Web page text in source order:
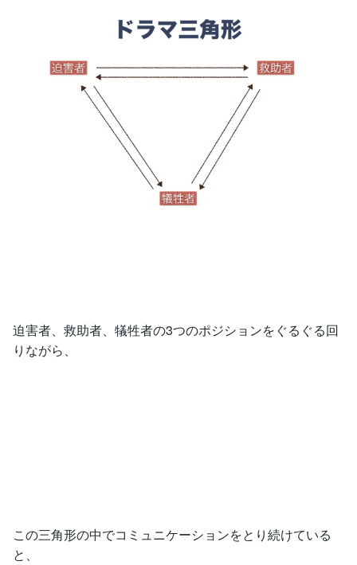
迫害者、救助者、犠牲者の3つのポジションをぐるぐる回
りながら、
この三角形の中でコミュニケーションをとり続けている
と、